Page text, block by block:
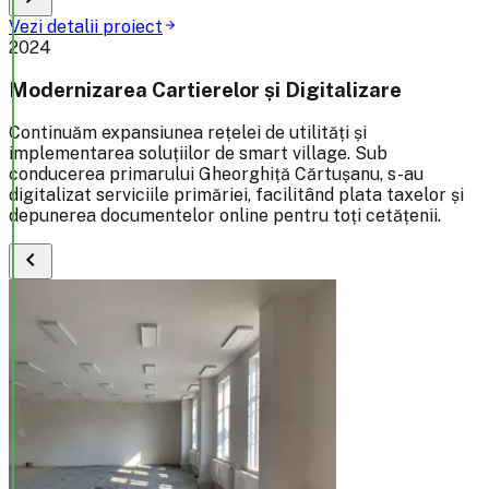
Vezi detalii proiectarrow_forward
2024
Modernizarea Cartierelor și Digitalizare
Continuăm expansiunea rețelei de utilități și
implementarea soluțiilor de smart village. Sub
conducerea primarului Gheorghiță Cărtușanu, s-au
digitalizat serviciile primăriei, facilitând plata taxelor și
depunerea documentelor online pentru toți cetățenii.
chevron_left